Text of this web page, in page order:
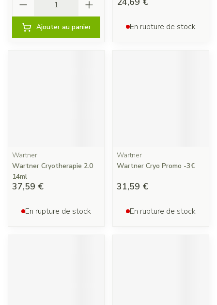
Ajouter au panier En rupture de stock
Wartner
Wartner Cryotherapie 2.0
14ml
37,59 €
En rupture de stock
Wartner
Wartner Cryo Promo -3€
31,59 €
En rupture de stock